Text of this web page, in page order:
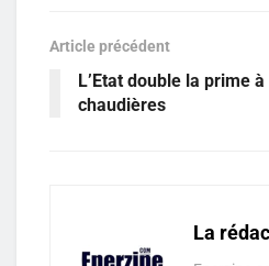
Article précédent
L’Etat double la prime
chaudières
La